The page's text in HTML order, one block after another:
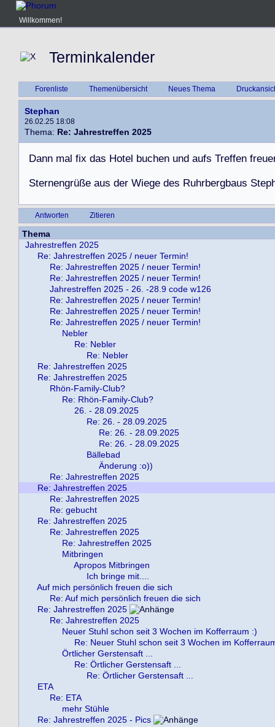
Willkommen!
Terminkalender
Forenliste Themenübersicht Neues Thema
Stephan
26.02.25 18:08
Thema: Re: Jahrestreffen 2025
Dann mal fix das Hotel buchen und aufs Treffen freue
Sternengrüße aus der Wiege des Ruhrbergbaus Step
Antworten Zitieren
Thema
Jahrestreffen 2025
Re: Jahrestreffen 2025 / neuer Termin!
Re: Jahrestreffen 2025 / neuer Termin!
Re: Jahrestreffen 2025 / neuer Termin!
Jahrestreffen 2025 - 26. -28.9 code w126
Re: Jahrestreffen 2025 / neuer Termin!
Re: Jahrestreffen 2025 / neuer Termin!
Re: Jahrestreffen 2025 / neuer Termin!
Nebler
Re: Nebler
Re: Nebler
Re: Jahrestreffen 2025
Re: Jahrestreffen 2025
Rhön-Family-Club?
Re: Rhön-Family-Club?
26. - 28.09.2025
Re: 26. - 28.09.2025
Re: 26. - 28.09.2025
Re: 26. - 28.09.2025
Bällebad
Änderung :o))
Re: Jahrestreffen 2025
Re: Jahrestreffen 2025
Re: Jahrestreffen 2025
Re: gebucht
Re: Jahrestreffen 2025
Re: Jahrestreffen 2025
Re: Jahrestreffen 2025
Mitbringen
Apropos Mitbringen
Ich bringe mit....
Auf mich persönlich freuen die sich
Re: Auf mich persönlich freuen die sich
Re: Jahrestreffen 2025
Re: Jahrestreffen 2025
Neuer Stuhl schon seit 3 Wochen im Kofferraum :)
Re: Neuer Stuhl schon seit 3 Wochen im
Örtlicher Gerstensaft ...
Re: Örtlicher Gerstensaft ...
Re: Örtlicher Gerstensaft ...
ETA
Re: ETA
mehr Stühle
Re: Jahrestreffen 2025 - Pics